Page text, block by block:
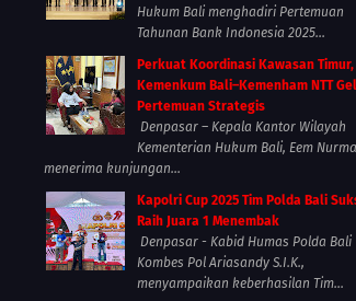
Hukum Bali menghadiri Pertemuan
Tahunan Bank Indonesia 2025...
Perkuat Koordinasi Kawasan Timur,
Kemenkum Bali–Kemenham NTT
Pertemuan Strategis
Denpasar – Kepala Kantor Wilayah
Kementerian Hukum Bali, Eem
menerima kunjungan...
Kapolri Cup 2025 Tim Polda Bali
Raih Juara 1 Menembak
Denpasar - Kabid Humas Polda Bali
Kombes Pol Ariasandy S.I.K.,
menyampaikan keberhasilan Tim...